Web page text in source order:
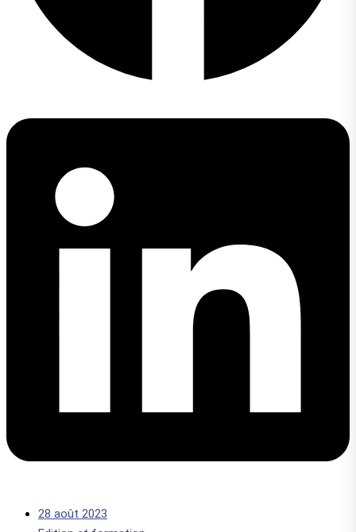
28 août 2023